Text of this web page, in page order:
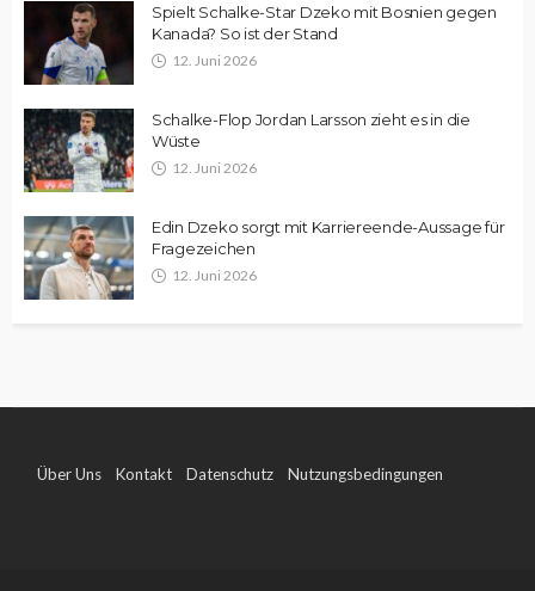
Spielt Schalke-Star Dzeko mit Bosnien gegen
Kanada? So ist der Stand
12. Juni 2026
Schalke-Flop Jordan Larsson zieht es in die
Wüste
12. Juni 2026
Edin Dzeko sorgt mit Karriereende-Aussage für
Fragezeichen
12. Juni 2026
Über Uns Kontakt Datenschutz Nutzungsbedingungen